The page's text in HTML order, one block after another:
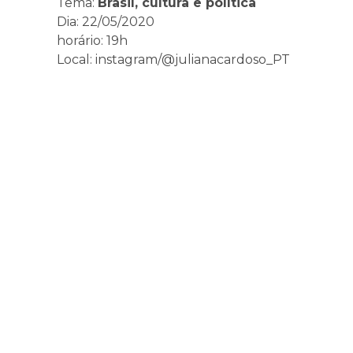
Dia: 22/05/2020
horário: 19h
Local: instagram/@julianacardoso_PT